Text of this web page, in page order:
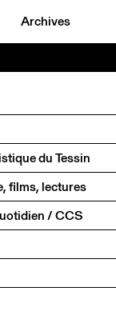
Archives
du Tessin
films, lectures
/ CCS